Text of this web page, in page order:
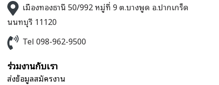
เมืองทองธานี 50/992 หมู่ที่ 9 ต.บางพูด อ.ปากเกร็ด
นนทบุรี 11120
Tel 098-962-9500
ร่วมงานกับเรา
ส่งข้อมูลสมัครงาน